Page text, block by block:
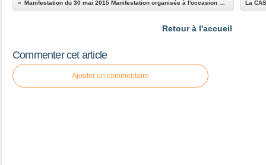
Retour à l'accueil
Commenter cet article
Ajouter un commentaire